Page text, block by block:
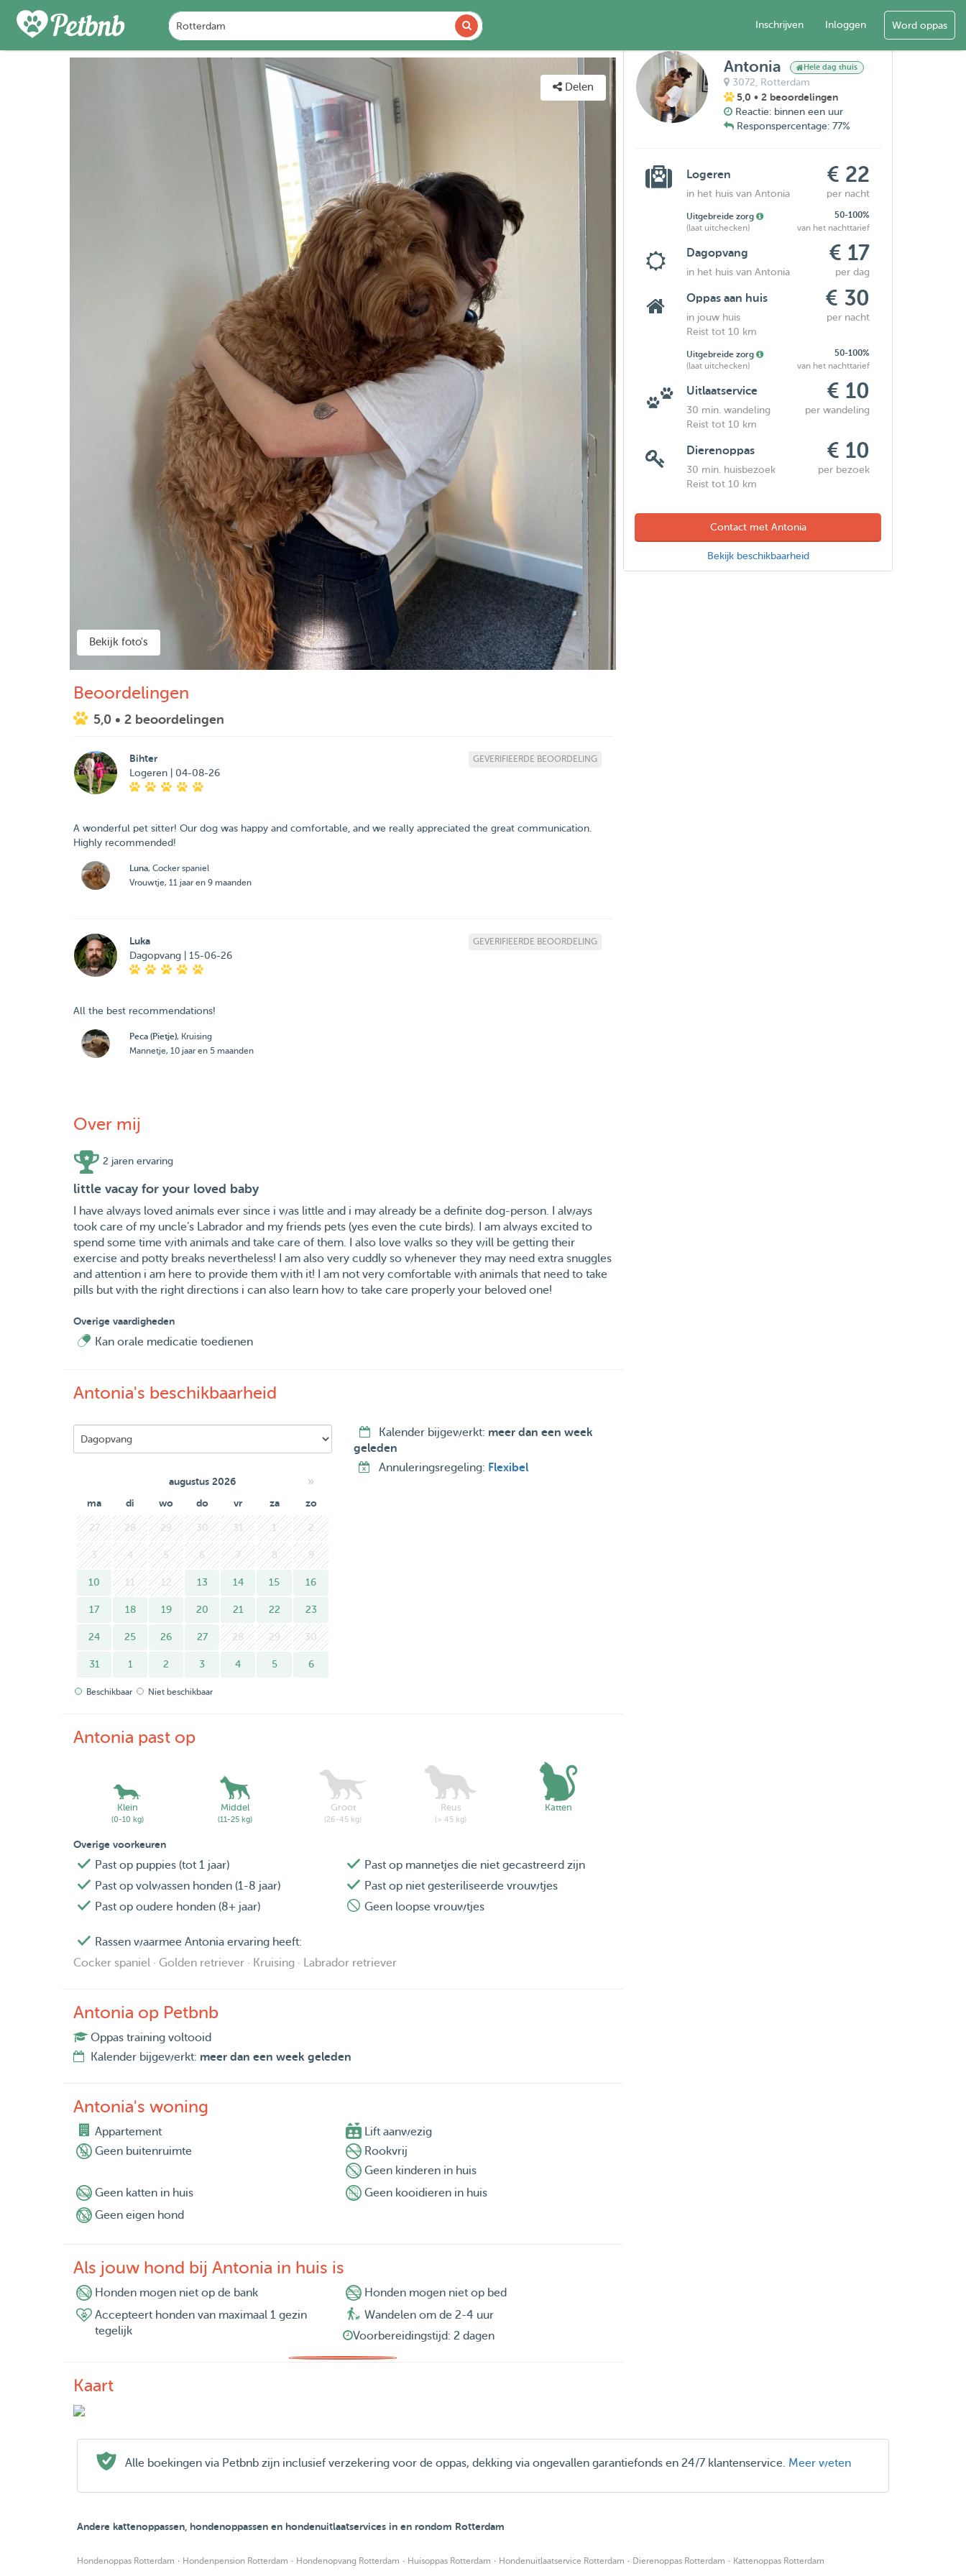
Inschrijven Inloggen Word oppas
BEOORDELINGEN
Delen
Bekijk foto's
Beoordelingen
5,0 • 2 beoordelingen
Bihter
Logeren | 04-08-26
GEVERIFIEERDE BEOORDELING
A wonderful pet sitter! Our dog was happy and comfortable, and we really appreciated the great communication.
Highly recommended!
Luna, Cocker spaniel
Vrouwtje, 11 jaar en 9 maanden
Luka
Dagopvang | 15-06-26
GEVERIFIEERDE BEOORDELING
All the best recommendations!
Peca (Pietje), Kruising
Mannetje, 10 jaar en 5 maanden
Over mij
2 jaren ervaring
little vacay for your loved baby
I have always loved animals ever since i was little and i may already be a definite dog-person. I always
took care of my uncle’s Labrador and my friends pets (yes even the cute birds). I am always excited to
spend some time with animals and take care of them. I also love walks so they will be getting their
exercise and potty breaks nevertheless! I am also very cuddly so whenever they may need extra snuggles
and attention i am here to provide them with it! I am not very comfortable with animals that need to take
pills but with the right directions i can also learn how to take care properly your beloved one!
Overige vaardigheden
Kan orale medicatie toedienen
Antonia's beschikbaarheid
augustus 2026 »
ma di wo do vr za zo
27 28 29 30 31 1 2
3 4 5 6 7 8 9
10 11 12 13 14 15 16
17 18 19 20 21 22 23
24 25 26 27 28 29 30
31 1 2 3 4 5 6
Beschikbaar Niet beschikbaar
Kalender bijgewerkt: meer dan een week
geleden
Annuleringsregeling: Flexibel
Antonia past op
Klein
(0-10 kg)
Middel
(11-25 kg)
Groot
(26-45 kg)
Reus
(> 45 kg)
Katten
Overige voorkeuren
Past op puppies (tot 1 jaar)
Past op volwassen honden (1-8 jaar)
Past op oudere honden (8+ jaar)
Past op mannetjes die niet gecastreerd zijn
Past op niet gesteriliseerde vrouwtjes
Geen loopse vrouwtjes
Rassen waarmee Antonia ervaring heeft:
Cocker spaniel · Golden retriever · Kruising · Labrador retriever
Antonia op Petbnb
Oppas training voltooid
Kalender bijgewerkt: meer dan een week geleden
Antonia's woning
Appartement  Lift aanwezig
Geen buitenruimte
Rookvrij
Geen kinderen in huis
Geen katten in huis
Geen kooidieren in huis
Geen eigen hond
Als jouw hond bij Antonia in huis is
Honden mogen niet op de bank
Honden mogen niet op bed
Accepteert honden van maximaal 1 gezin
tegelijk
Wandelen om de 2-4 uur
Voorbereidingstijd: 2 dagen
Kaart
Antonia Hele dag thuis
3072, Rotterdam
5,0 • 2 beoordelingen
Reactie: binnen een uur
Responspercentage: 77%
Logeren € 22
in het huis van Antonia per nacht
Uitgebreide zorg
50-100%
(laat uitchecken)
van het nachttarief
Dagopvang € 17
in het huis van Antonia per dag
Oppas aan huis € 30
in jouw huis
per nacht
Reist tot 10 km
Uitgebreide zorg
50-100%
(laat uitchecken)
van het nachttarief
Uitlaatservice € 10
30 min. wandeling
per wandeling
Reist tot 10 km
Dierenoppas € 10
30 min. huisbezoek
per bezoek
Reist tot 10 km
Contact met Antonia
Bekijk beschikbaarheid
Alle boekingen via Petbnb zijn inclusief verzekering voor de oppas, dekking via ongevallen garantiefonds en 24/7 klantenservice. Meer weten
Andere kattenoppassen, hondenoppassen en hondenuitlaatservices in en rondom Rotterdam
Hondenoppas Rotterdam · Hondenpension Rotterdam · Hondenopvang Rotterdam · Huisoppas Rotterdam · Hondenuitlaatservice Rotterdam · Dierenoppas Rotterdam · Kattenoppas Rotterdam